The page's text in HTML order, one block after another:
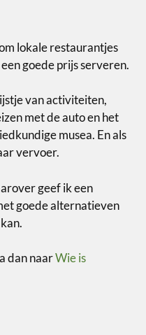
lokale restaurantjes
goede prijs serveren.
van activiteiten,
met de auto en het
musea. En als
vervoer.
geef ik een
goede alternatieven
dan naarWie is